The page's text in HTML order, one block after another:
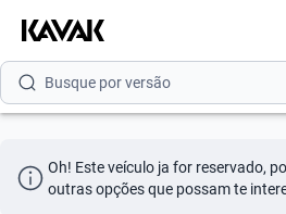
Busque por modelo
Busque por versão
Busque por marca
Oh! Este veículo ja for reservado,
outras opções que possam te